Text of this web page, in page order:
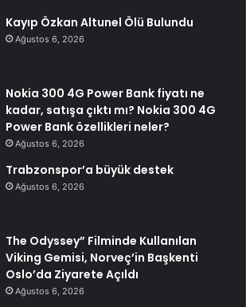
Kayıp Özkan Altunel Ölü Bulundu
Ağustos 6, 2026
Nokia 300 4G Power Bank fiyatı ne
kadar, satışa çıktı mı? Nokia 300 4G
Power Bank özellikleri neler?
Ağustos 6, 2026
Trabzonspor’a büyük destek
Ağustos 6, 2026
The Odyssey” Filminde Kullanılan
Viking Gemisi, Norveç’in Başkenti
Oslo’da Ziyarete Açıldı
Ağustos 6, 2026